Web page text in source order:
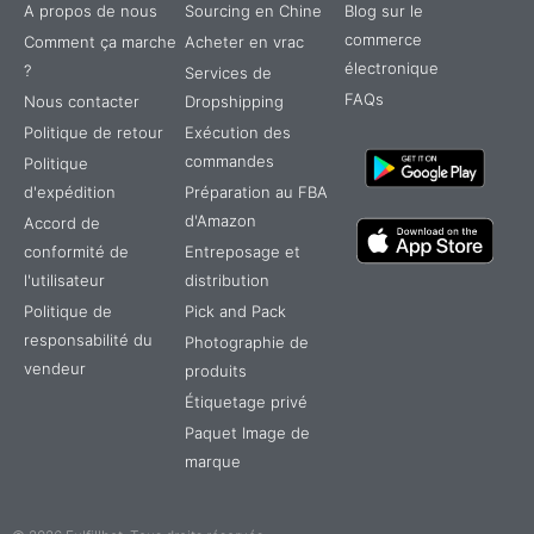
A propos de nous
Comment ça marche
?
Nous contacter
Politique de retour
Politique
d'expédition
Accord de
conformité de
l'utilisateur
Politique de
responsabilité du
vendeur
Sourcing en Chine
Acheter en vrac
Services de
Dropshipping
Exécution des
commandes
Préparation au FBA
d'Amazon
Entreposage et
distribution
Pick and Pack
Photographie de
produits
Étiquetage privé
Paquet Image de
marque
Blog sur le
commerce
électronique
FAQs